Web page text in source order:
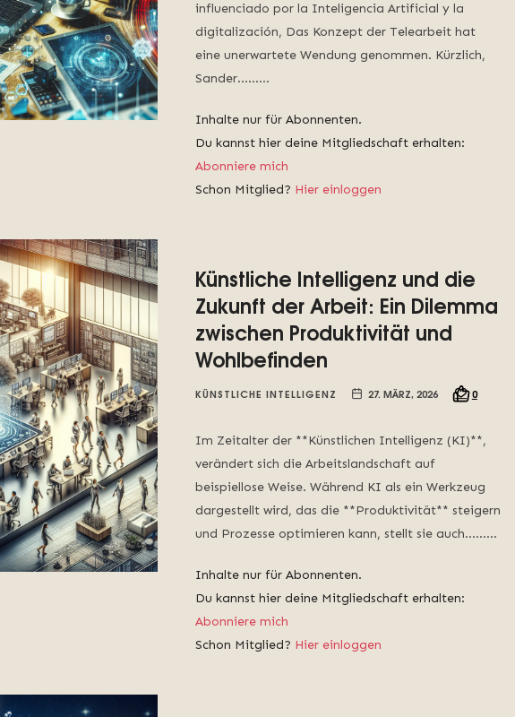
influenciado por la Inteligencia Artificial y la
digitalización, Das Konzept der Telearbeit hat
eine unerwartete Wendung genommen. Kürzlich,
Sander……...
Inhalte nur für Abonnenten.
Du kannst hier deine Mitgliedschaft erhalten:
Abonniere mich
Schon Mitglied? Hier einloggen
Künstliche Intelligenz und die
Zukunft der Arbeit: Ein Dilemma
zwischen Produktivität und
Wohlbefinden
KÜNSTLICHE INTELLIGENZ 27. MÄRZ, 2026 0
Im Zeitalter der **Künstlichen Intelligenz (KI)**,
verändert sich die Arbeitslandschaft auf
beispiellose Weise. Während KI als ein Werkzeug
dargestellt wird, das die **Produktivität** steigern
und Prozesse optimieren kann, stellt sie auch……...
Inhalte nur für Abonnenten.
Du kannst hier deine Mitgliedschaft erhalten:
Abonniere mich
Schon Mitglied? Hier einloggen